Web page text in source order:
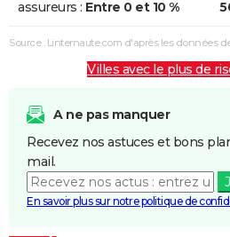
assureurs : Entre 0 et 10 %
Source : Linternaute.com d'après les données
Villes avec le plus de
A ne pas manquer
Recevez nos astuces et bons
mail.
En savoir plus sur notre politique de